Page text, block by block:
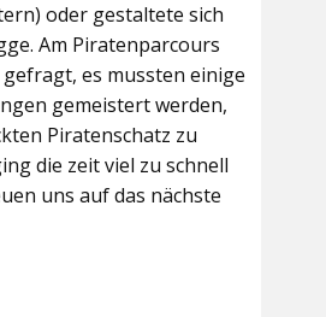
oder gestaltete sich
Am Piratenparcours
es mussten einige
gemeistert werden,
Piratenschatz zu
die zeit viel zu schnell
uns auf das nächste